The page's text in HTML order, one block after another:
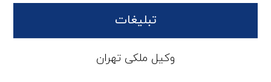
تبلیغات
وکیل ملکی تهران